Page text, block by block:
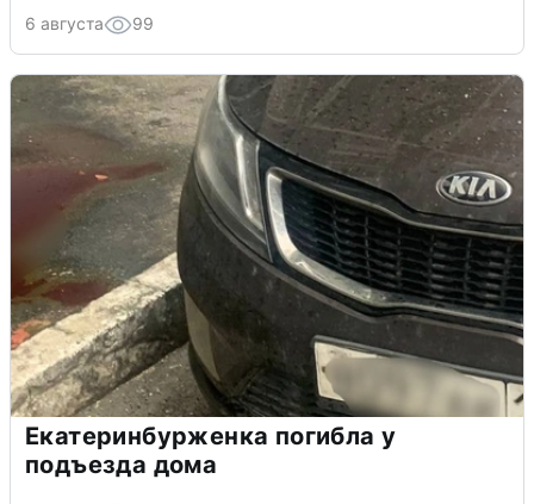
6 августа 99
Екатеринбурженка погибла у
подъезда дома